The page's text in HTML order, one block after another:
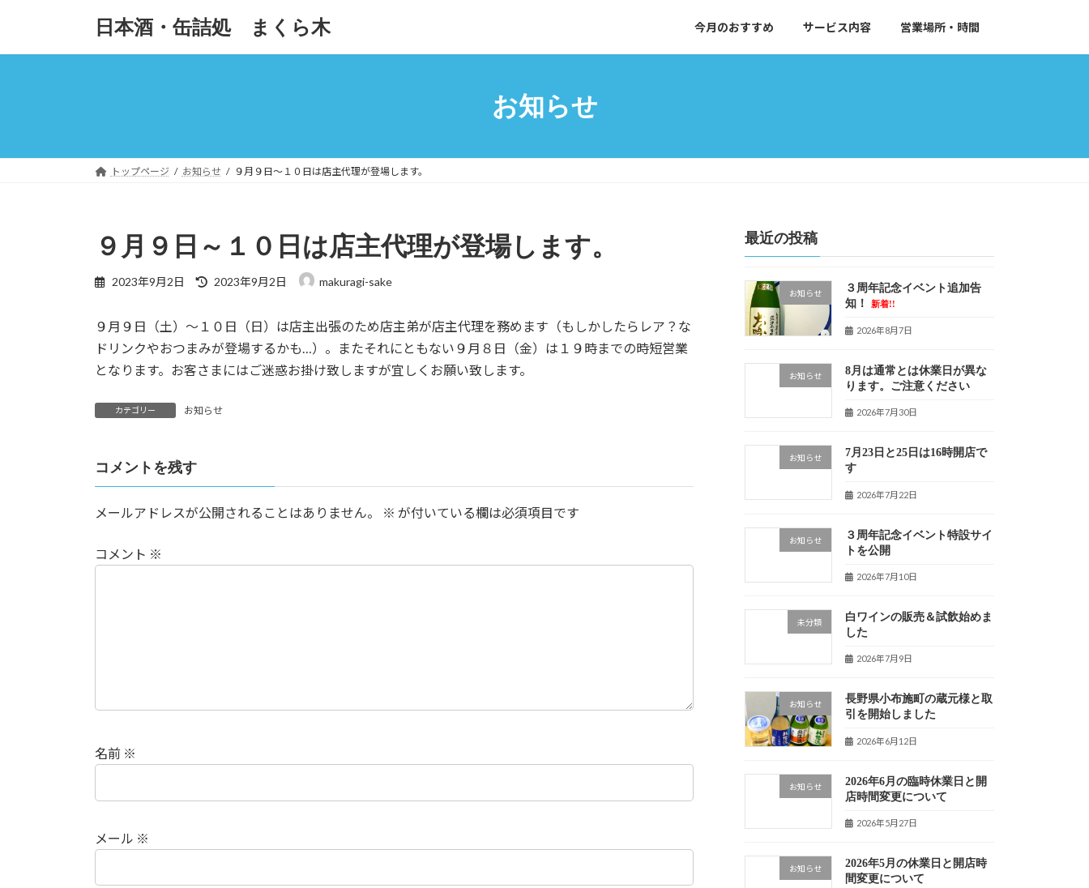
日本酒・缶詰処 まくら木 今月のおすすめ サービス内容 営業場所・時間
お知らせ
トップページ お知らせ ９月９日～１０日は店主代理が登場します。
９月９日～１０日は店主代理が登場します。
2023年9月2日
最
新
日
:
2023年9月2日 makuragi-sake
９月９日（土）～１０日（日）は店主出張のため店主弟が店主代理を務めます（もしかしたらレア？な
ドリンクやおつまみが登場するかも…）。またそれにともない９月８日（金）は１９時までの時短営業
となります。お客さまにはご迷惑お掛け致しますが宜しくお願い致します。
カテゴリー お知らせ
コメントを残す
メールアドレスが公開されることはありません。 ※ が付いている欄は必須項目です
コメント ※
名前 ※
メール ※
最近の投稿
お知らせ
３周年記念イベント追加告
知！
新着!!
2026年8月7日
お知らせ
8月は通常とは休業日が異な
ります。ご注意ください
2026年7月30日
お知らせ
7月23日と25日は16時開店で
す
2026年7月22日
お知らせ
３周年記念イベント特設サイ
トを公開
2026年7月10日
未分類
白ワインの販売＆試飲始めま
した
2026年7月9日
お知らせ
長野県小布施町の蔵元様と取
引を開始しました
2026年6月12日
お知らせ
2026年6月の臨時休業日と開
店時間変更について
2026年5月27日
お知らせ
2026年5月の休業日と開店時
間変更について